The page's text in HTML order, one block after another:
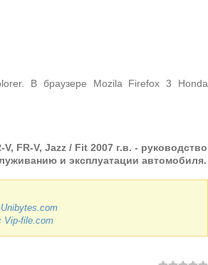
B браузере Mozila Firefox 3 Honda
FR-V, Jazz / Fit 2007 г.в. - руководство
и эксплуатации автомобиля.
Vip-file.com